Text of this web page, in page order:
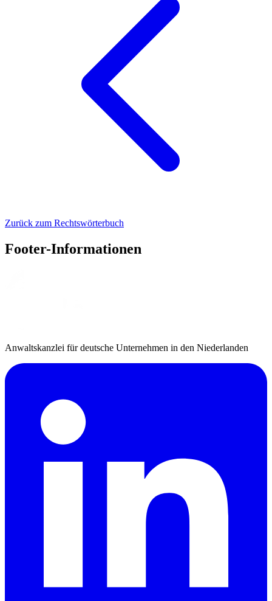
Zurück zum Rechtswörterbuch
Footer-Informationen
Anwaltskanzlei für deutsche Unternehmen in den Niederlanden